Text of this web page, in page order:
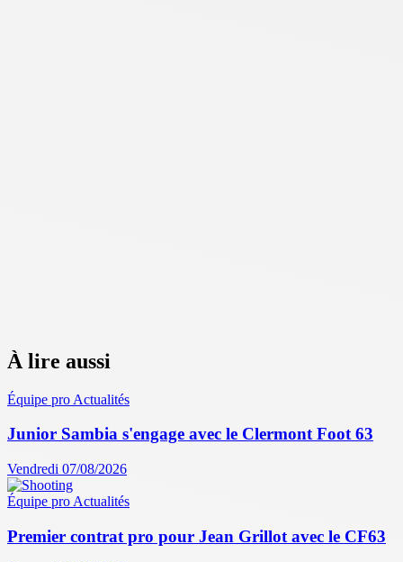
À lire aussi
Équipe pro Actualités
Junior Sambia s'engage avec le Clermont Foot 63
Vendredi 07/08/2026
Équipe pro Actualités
Premier contrat pro pour Jean Grillot avec le CF63